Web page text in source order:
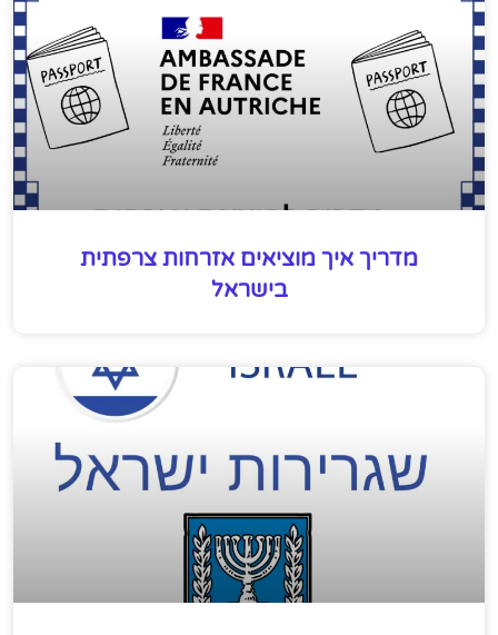
מדריך איך מוציאים אזרחות צרפתית
בישראל